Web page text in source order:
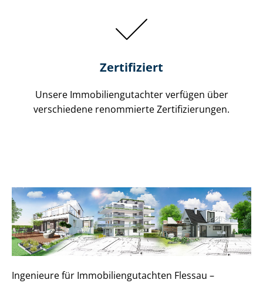
Zertifiziert
Unsere Immobilien­gutachter verfügen über
verschiedene renommierte Zer­ti­fi­zie­run­gen.
Ingenieure für Im­mo­bi­li­en­gut­ach­ten Flessau –